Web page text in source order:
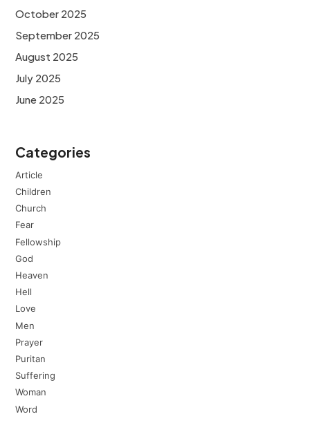
October 2025
September 2025
August 2025
July 2025
June 2025
Categories
Article
Children
Church
Fear
Fellowship
God
Heaven
Hell
Love
Men
Prayer
Puritan
Suffering
Woman
Word